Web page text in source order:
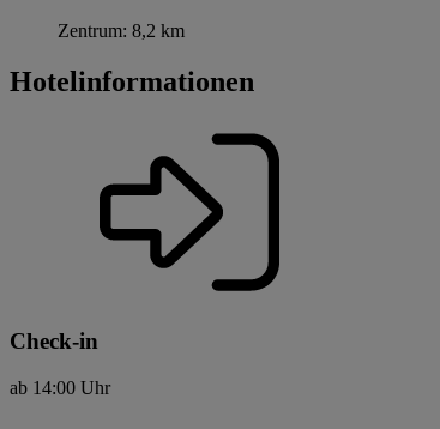
Zentrum: 8,2 km
Hotelinformationen
Check-in
ab 14:00 Uhr